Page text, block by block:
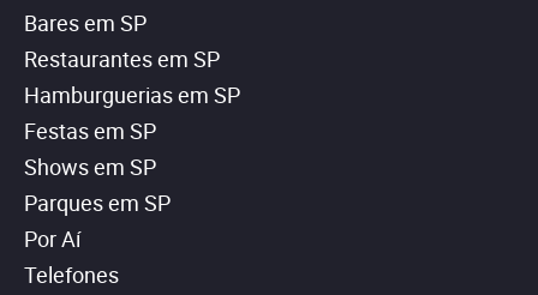
Bares em SP
Restaurantes em SP
Hamburguerias em SP
Festas em SP
Shows em SP
Parques em SP
Por Aí
Telefones